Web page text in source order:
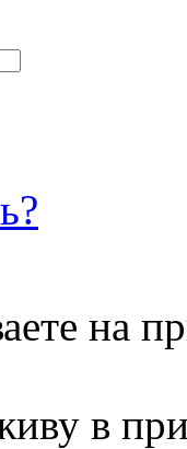
на
в